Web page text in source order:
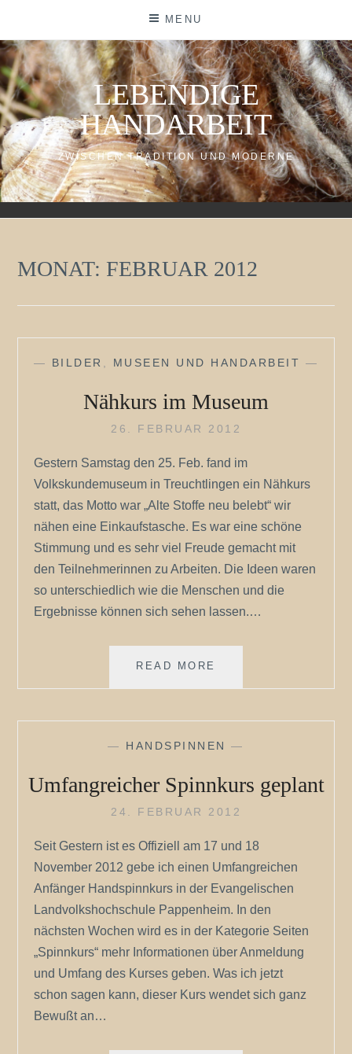
content
MENU
LEBENDIGE
HANDARBEIT
ZWISCHEN TRADITION UND MODERNE
MONAT: FEBRUAR 2012
— BILDER MUSEEN UND HANDARBEIT —
Nähkurs im Museum
26. FEBRUAR 2012
Gestern Samstag den 25. Feb. fand im
Volkskundemuseum in Treuchtlingen ein Nähkurs
statt, das Motto war „Alte Stoffe neu belebt“ wir
nähen eine Einkaufstasche. Es war eine schöne
Stimmung und es sehr viel Freude gemacht mit
den Teilnehmerinnen zu Arbeiten. Die Ideen waren
so unterschiedlich wie die Menschen und die
Ergebnisse können sich sehen lassen.…
READ MORE
— HANDSPINNEN —
Umfangreicher Spinnkurs geplant
24. FEBRUAR 2012
Seit Gestern ist es Offiziell am 17 und 18
November 2012 gebe ich einen Umfangreichen
Anfänger Handspinnkurs in der Evangelischen
Landvolkshochschule Pappenheim. In den
nächsten Wochen wird es in der Kategorie Seiten
„Spinnkurs“ mehr Informationen über Anmeldung
und Umfang des Kurses geben. Was ich jetzt
schon sagen kann, dieser Kurs wendet sich ganz
Bewußt an…